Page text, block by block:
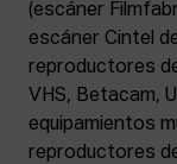
(escáner
escáner Cintel
reproductores
VHS, Betacam,
equipamientos
reproductores